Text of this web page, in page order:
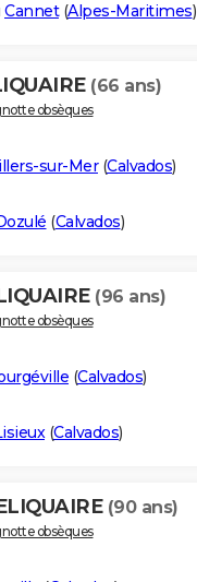
Cannet(Alpes-Maritimes)
(66 ans)
obsèques
sur-Mer(Calvados)
(Calvados)
(96 ans)
obsèques
(Calvados)
(Calvados)
(90 ans)
obsèques